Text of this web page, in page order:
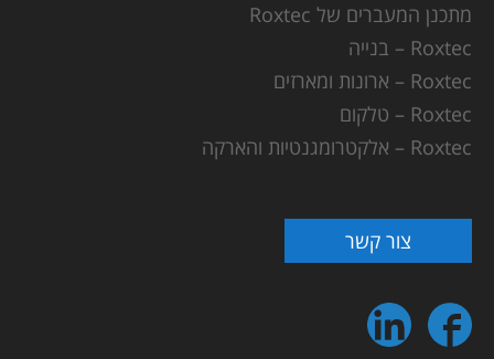
מתכנן המעברים של Roxtec
Roxtec – בנייה
Roxtec – ארונות ומארזים
Roxtec – טלקום
Roxtec – אלקטרומגנטיות והארקה
צור קשר